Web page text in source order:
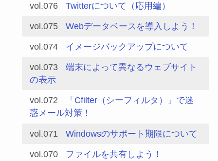
vol.076 Twitterについて（応用編）
vol.075 Webデータベースを導入しよう！
vol.074 イメージバックアップについて
vol.073
端末によって異なるウェブサイト
の表示
vol.072
「Cfilter（シーフィルタ）」で迷
惑メール対策！
vol.071 Windowsのサポート期限について
vol.070 ファイルを共有しよう！